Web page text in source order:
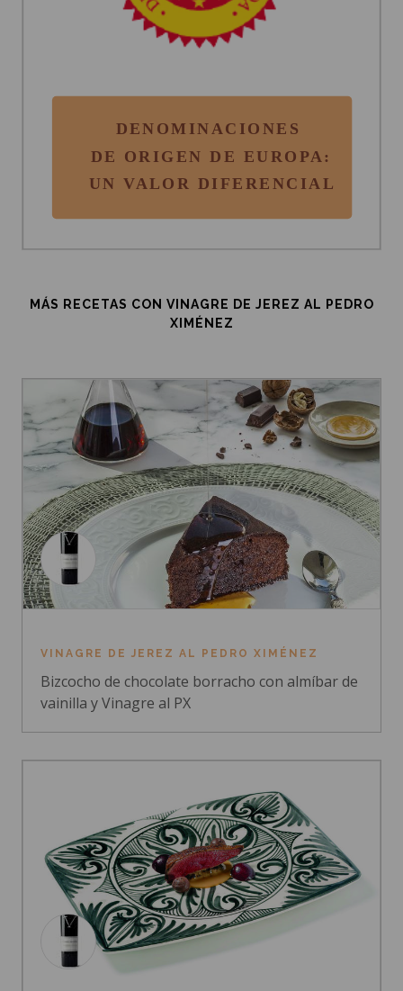
MÁS RECETAS CON VINAGRE DE JEREZ AL PEDRO
XIMÉNEZ
VINAGRE DE JEREZ AL PEDRO XIMÉNEZ
Bizcocho de chocolate borracho con almíbar de
vainilla y Vinagre al PX